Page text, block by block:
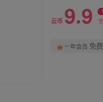
云币 9.9
一年会员 免费